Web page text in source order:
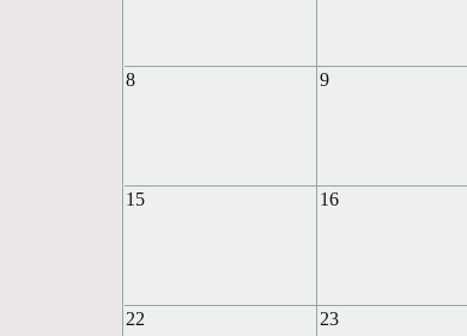
8 9
15 16
22 23